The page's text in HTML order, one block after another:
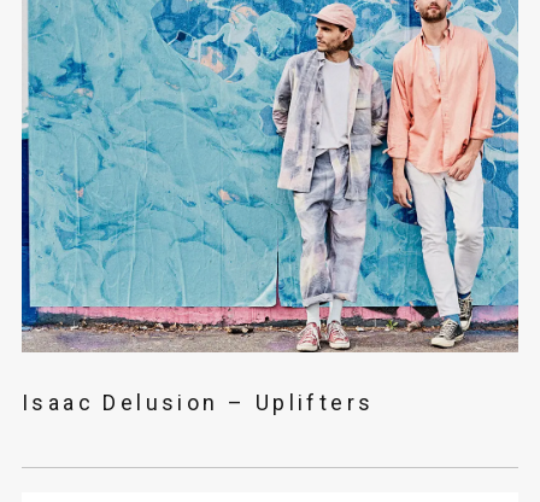
Isaac Delusion – Uplifters